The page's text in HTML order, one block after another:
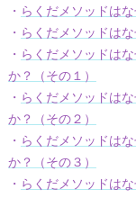
・ らくだメソッドは
・ らくだメソッドは
・ らくだメソッドは
か？（その１）
・ らくだメソッドは
か？（その２）
・ らくだメソッドは
か？（その３）
・ らくだメソッドは